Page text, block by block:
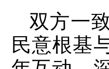
双方一
民意根基